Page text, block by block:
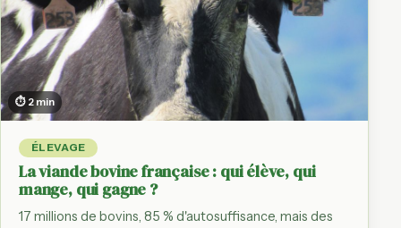
⏱ 2 min
ÉLEVAGE
La viande bovine française : qui élève, qui
mange, qui gagne ?
17 millions de bovins, 85 % d'autosuffisance, mais des